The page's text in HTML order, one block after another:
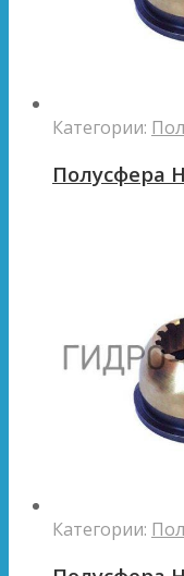
Категории:
Полусфера
Категории: